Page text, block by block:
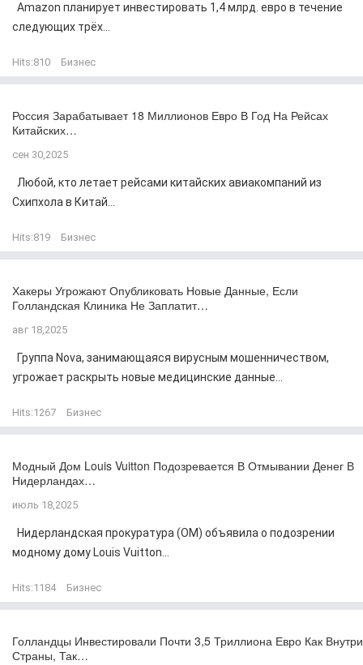
Amazon планирует инвестировать 1,4 млрд. евро в течение
следующих трёх...
Hits:810 Бизнес
Россия Зарабатывает 18 Миллионов Евро В Год На Рейсах
Китайских…
сен 30,2025
Любой, кто летает рейсами китайских авиакомпаний из
Схипхола в Китай...
Hits:819 Бизнес
Хакеры Угрожают Опубликовать Новые Данные, Если
Голландская Клиника Не Заплатит…
авг 18,2025
Группа Nova, занимающаяся вирусным мошенничеством,
угрожает раскрыть новые медицинские данные...
Hits:1267 Бизнес
Модный Дом Louis Vuitton Подозревается В Отмывании Денег В
Нидерландах…
июль 18,2025
Нидерландская прокуратура (OM) объявила о подозрении
модному дому Louis Vuitton...
Hits:1184 Бизнес
Голландцы Инвестировали Почти 3,5 Триллиона Евро Как Внутри
Страны, Так…